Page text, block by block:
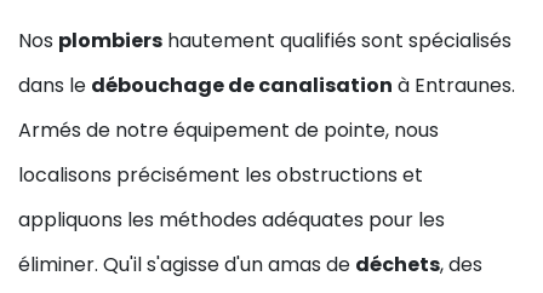
Nos plombiers hautement qualifiés sont spécialisés
dans le débouchage de canalisation à Entraunes.
Armés de notre équipement de pointe, nous
localisons précisément les obstructions et
appliquons les méthodes adéquates pour les
éliminer. Qu'il s'agisse d'un amas de déchets, des